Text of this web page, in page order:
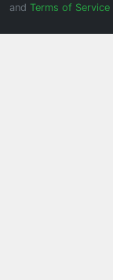
and Terms of Service